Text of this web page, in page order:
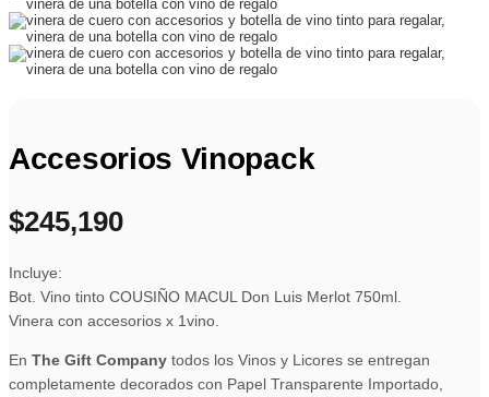
Accesorios Vinopack
$245,190
Incluye:
Bot. Vino tinto COUSIÑO MACUL Don Luis Merlot 750ml.
Vinera con accesorios x 1vino.
En The Gift Company todos los Vinos y Licores se entregan
completamente decorados con Papel Transparente Importado,